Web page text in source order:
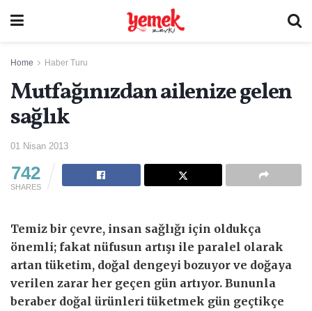
Home Haber Turu
Mutfağınızdan ailenize gelen
sağlık
01 Nisan 2013
742
SHARES
Temiz bir çevre, insan sağlığı için oldukça
önemli; fakat nüfusun artışı ile paralel olarak
artan tüketim, doğal dengeyi bozuyor ve doğaya
verilen zarar her geçen gün artıyor. Bununla
beraber doğal ürünleri tüketmek gün geçtikçe